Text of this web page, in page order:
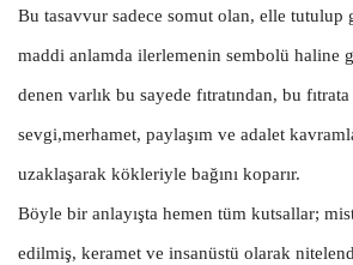
Bu tasavvur sadece somut olan, elle tutulup
maddi anlamda ilerlemenin sembolü haline
denen varlık bu sayede fıtratından, bu
sevgi,merhamet, paylaşım ve adalet
uzaklaşarak kökleriyle bağını koparır.
Böyle bir anlayışta hemen tüm kutsallar;
edilmiş, keramet ve insanüstü olarak